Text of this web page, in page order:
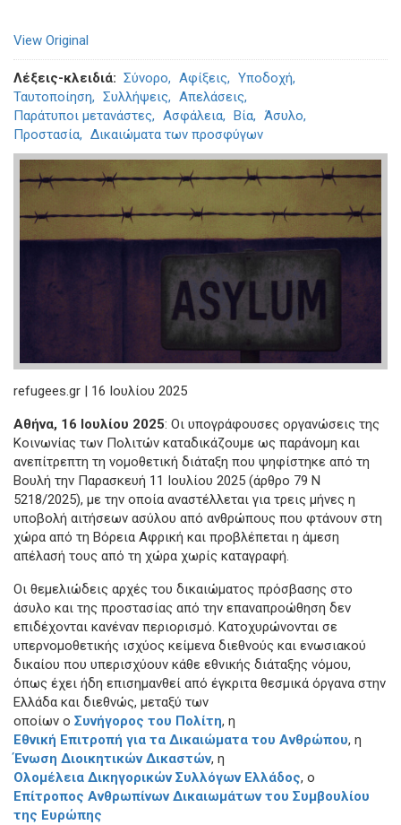
View Original
Λέξεις-κλειδιά Σύνορο Αφίξεις
Υποδοχή
Ταυτοποίηση
Συλλήψεις
Απελάσεις
Παράτυποι μετανάστες
Ασφάλεια Βία
Άσυλο
Προστασία
Δικαιώματα των προσφύγων
refugees.gr | 16 Ιουλίου 2025
Αθήνα, 16 Ιουλίου 2025: Οι υπογράφουσες οργανώσεις της
Κοινωνίας των Πολιτών καταδικάζουμε ως παράνομη και
ανεπίτρεπτη τη νομοθετική διάταξη που ψηφίστηκε από τη
Βουλή την Παρασκευή 11 Ιουλίου 2025 (άρθρο 79 Ν
5218/2025), με την οποία αναστέλλεται για τρεις μήνες η
υποβολή αιτήσεων ασύλου από ανθρώπους που φτάνουν στη
χώρα από τη Βόρεια Αφρική και προβλέπεται η άμεση
απέλασή τους από τη χώρα χωρίς καταγραφή.
Οι θεμελιώδεις αρχές του δικαιώματος πρόσβασης στο
άσυλο και της προστασίας από την επαναπροώθηση δεν
επιδέχονται κανέναν περιορισμό. Κατοχυρώνονται σε
υπερνομοθετικής ισχύος κείμενα διεθνούς και ενωσιακού
δικαίου που υπερισχύουν κάθε εθνικής διάταξης νόμου,
όπως έχει ήδη επισημανθεί από έγκριτα θεσμικά όργανα στην
Ελλάδα και διεθνώς, μεταξύ των
οποίων ο Συνήγορος του Πολίτη, η
Εθνική Επιτροπή για τα Δικαιώματα του Ανθρώπου, η
Ένωση Διοικητικών Δικαστών, η
Ολομέλεια Δικηγορικών Συλλόγων Ελλάδος, ο
Επίτροπος Ανθρωπίνων Δικαιωμάτων του Συμβουλίου
της Ευρώπης